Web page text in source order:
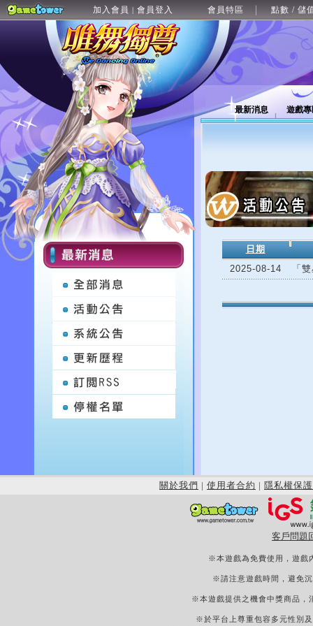
加入會員 | 會員登入 會員特區 點數 / 儲
最新消息 遊戲
日期
2025-08-14
「
關於我們 | 使用者合約 | 隱私權保護
客戶問題
※本遊戲為免費使用，遊戲
※請注意遊戲時間，避免
※本遊戲提供之機會中獎商品，
※於平台上尊重包容多元性別